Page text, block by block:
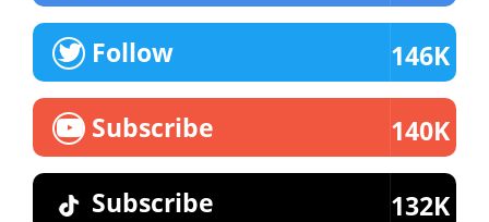
Follow 146K
Subscribe 140K
Subscribe 132K